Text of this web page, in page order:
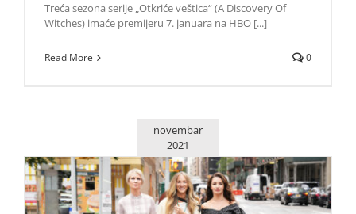
Treća sezona serije „Otkriće veštica“ (A Discovery Of
Witches) imaće premijeru 7. januara na HBO [...]
Read More 0
novembar
2021